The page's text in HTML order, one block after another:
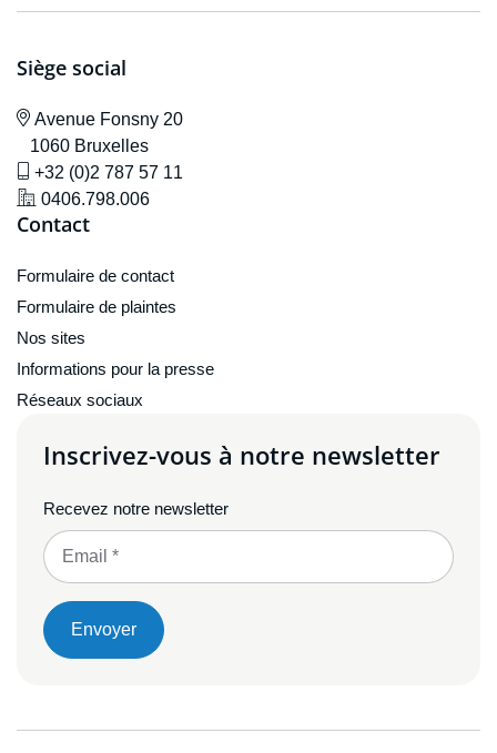
Siège social
icône de localisation
Avenue Fonsny 20
1060 Bruxelles
icône de gsm
+32 (0)2 787 57 11
icône de localisation
0406.798.006
Contact
Formulaire de contact
Formulaire de plaintes
Nos sites
Informations pour la presse
Réseaux sociaux
Inscrivez-vous à notre newsletter
Recevez notre newsletter
Envoyer